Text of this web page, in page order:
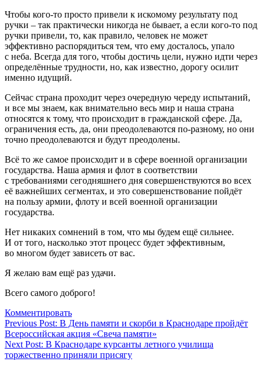
Чтобы кого-то просто привели к искомому результату под
ручки – так практически никогда не бывает, а если кого-то под
ручки привели, то, как правило, человек не может
эффективно распорядиться тем, что ему досталось, упало
с неба. Всегда для того, чтобы достичь цели, нужно идти через
определённые трудности, но, как известно, дорогу осилит
именно идущий.
Сейчас страна проходит через очередную череду испытаний,
и все мы знаем, как внимательно весь мир и наша страна
относятся к тому, что происходит в гражданской сфере. Да,
ограничения есть, да, они преодолеваются по-разному, но они
точно преодолеваются и будут преодолены.
Всё то же самое происходит и в сфере военной организации
государства. Наша армия и флот в соответствии
с требованиями сегодняшнего дня совершенствуются во всех
её важнейших сегментах, и это совершенствование пойдёт
на пользу армии, флоту и всей военной организации
государства.
Нет никаких сомнений в том, что мы будем ещё сильнее.
И от того, насколько этот процесс будет эффективным,
во многом будет зависеть от вас.
Я желаю вам ещё раз удачи.
Всего самого доброго!
Комментировать
Навигация
по
записям
Previous Post: В День памяти и скорби в Краснодаре пройдёт
Всероссийская акция «Свеча памяти»
Next Post: В Краснодаре курсанты летного училища
торжественно приняли присягу